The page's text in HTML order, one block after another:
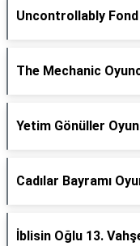
Uncontrollably
The Mechanic
Yetim Gönüller
Cadılar Bayramı
İblisin Oğlu 13.